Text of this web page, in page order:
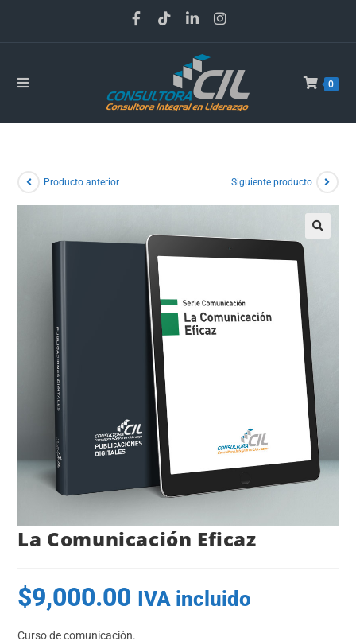
0
Producto anterior Siguiente producto
La Comunicación Eficaz
$9,000.00 IVA incluido
Curso de comunicación.